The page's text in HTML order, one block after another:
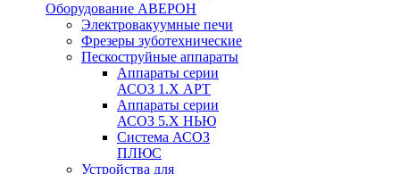
Оборудование АВЕРОН
Электровакуумные печи
Фрезеры зуботехнические
Пескоструйные аппараты
Аппараты серии
АСОЗ 1.Х АРТ
Аппараты серии
АСОЗ 5.Х НЬЮ
Система АСОЗ
ПЛЮС
Устройства для